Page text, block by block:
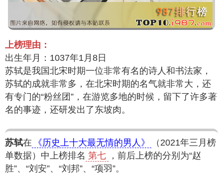
上榜理由：
出生年月：1037年1月8日
苏轼是我国北宋时期一位非常有名的诗人和书法家，
苏轼的成就非常多，在北宋时期的名气就非常大，还
有专门的“粉丝团”，在游览多地的时候，留下了许多著
名的事迹，还研发出了东坡肉。
苏轼在 《历史上十大最无情的男人》
（2021年三月榜
单数据）中上榜排名 第七
，前后上榜的分别为“赵
胜”、“刘安”、“刘邦”、“项羽”。